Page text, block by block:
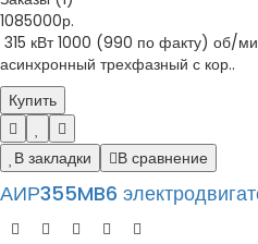
1085000р.
315 кВт 1000 (990 по факту) об/
асинхронный трехфазный с кор..
Купить
В закладки В сравнение
АИР355MB6